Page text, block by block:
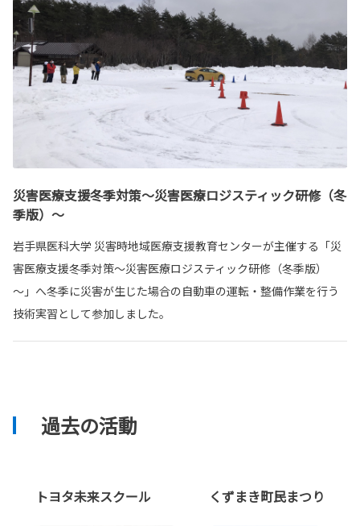
災害医療支援冬季対策～災害医療ロジスティック研修（冬
季版）～
岩手県医科大学 災害時地域医療支援教育センターが主催する「災
害医療支援冬季対策～災害医療ロジスティック研修（冬季版）
～」へ冬季に災害が生じた場合の自動車の運転・整備作業を行う
技術実習として参加しました。
過去の活動
トヨタ未来スクール くずまき町民まつり